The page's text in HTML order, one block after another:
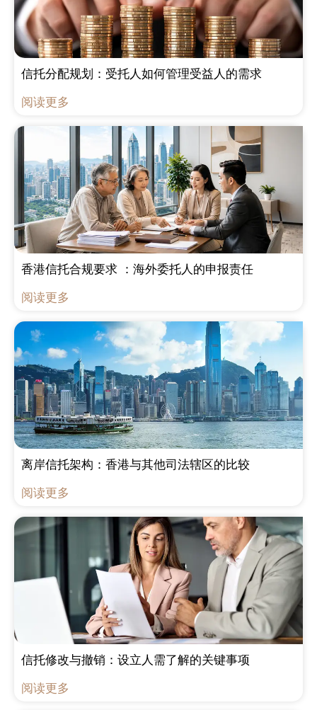
信托分配规划：受托人如何管理受益人的需求
阅读更多
香港信托合规要求 ：海外委托人的申报责任
阅读更多
离岸信托架构：香港与其他司法辖区的比较
阅读更多
信托修改与撤销：设立人需了解的关键事项
阅读更多